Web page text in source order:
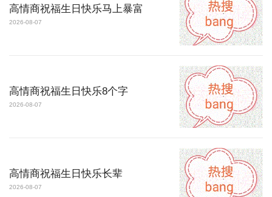
高情商祝福生日快乐马上暴富
2026-08-07
高情商祝福生日快乐8个字
2026-08-07
高情商祝福生日快乐长辈
2026-08-07